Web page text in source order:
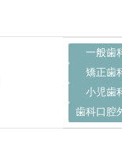
一般歯
矯正歯
小児歯
歯科口腔